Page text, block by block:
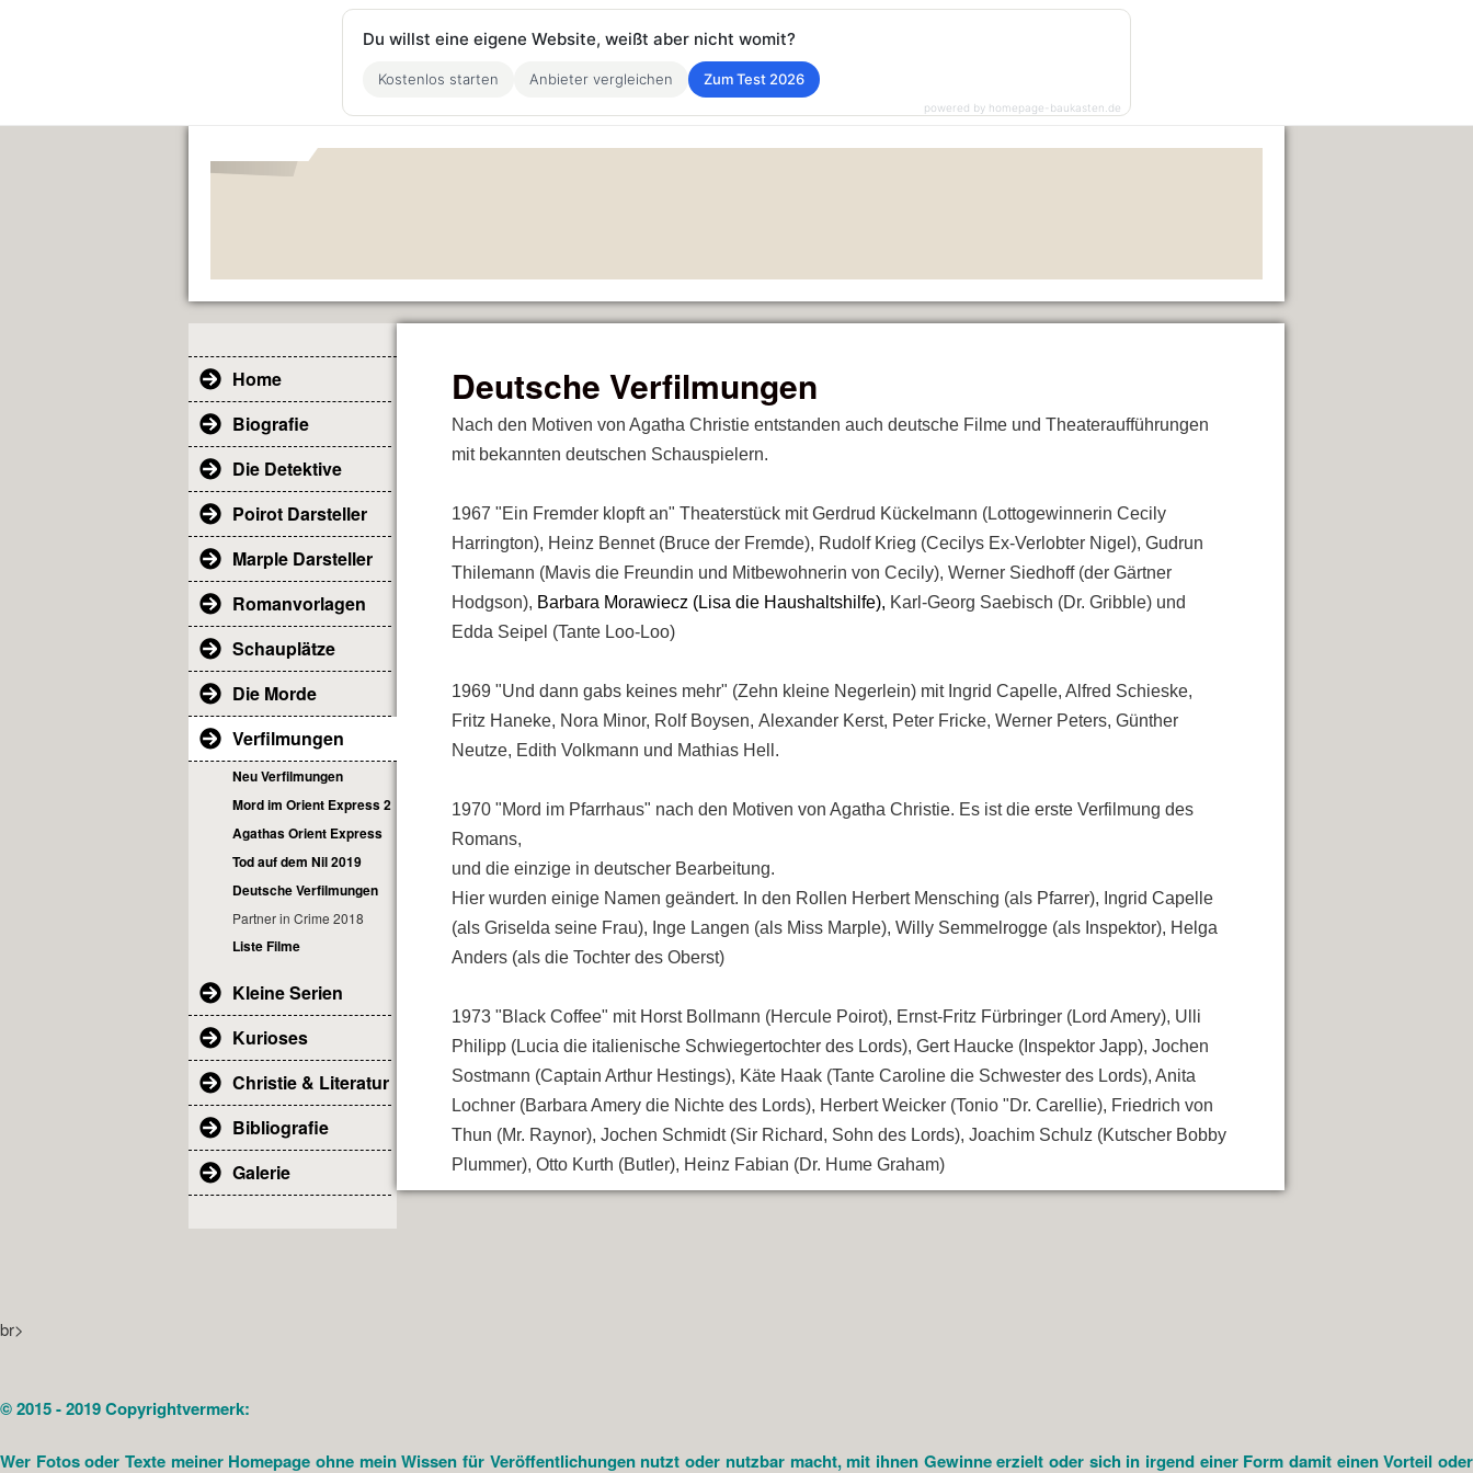
Home
Biografie
Die Detektive
Poirot Darsteller
Marple Darsteller
Romanvorlagen
Schauplätze
Die Morde
Verfilmungen
Neu Verfilmungen
Mord im Orient Express 2017
Agathas Orient Express
Tod auf dem Nil 2019
Deutsche Verfilmungen
Partner in Crime 2018
Liste Filme
Kleine Serien
Kurioses
Christie & Literatur
Bibliografie
Galerie
Deutsche Verfilmungen
Nach den Motiven von Agatha Christie entstanden auch deutsche Filme und Theateraufführungen
mit bekannten deutschen Schauspielern.
1967 "Ein Fremder klopft an" Theaterstück mit Gerdrud Kückelmann (Lottogewinnerin Cecily
Harrington), Heinz Bennet (Bruce der Fremde), Rudolf Krieg (Cecilys Ex-Verlobter Nigel), Gudrun
Thilemann (Mavis die Freundin und Mitbewohnerin von Cecily), Werner Siedhoff (der Gärtner
Hodgson), Barbara Morawiecz (Lisa die Haushaltshilfe), Karl-Georg Saebisch (Dr. Gribble) und
Edda Seipel (Tante Loo-Loo)
1969 "Und dann gabs keines mehr" (Zehn kleine Negerlein) mit Ingrid Capelle, Alfred Schieske,
Fritz Haneke, Nora Minor, Rolf Boysen, Alexander Kerst, Peter Fricke, Werner Peters, Günther
Neutze, Edith Volkmann und Mathias Hell .
1970 "Mord im Pfarrhaus" nach den Motiven von Agatha Christie. Es ist die erste Verfilmung des
Romans,
und die einzige in deutscher Bearbeitung.
Hier wurden einige Namen geändert. In den Rollen Herbert Mensching (als Pfarrer), Ingrid Capelle
(als Griselda seine Frau), Inge Langen (als Miss Marple), Willy Semmelrogge (als Inspektor), Helga
Anders (als die Tochter des Oberst)
1973 "Black Coffee" mit Horst Bollmann (Hercule Poirot), Ernst-Fritz Fürbringer (Lord Amery), Ulli
Philipp (Lucia die italienische Schwiegertochter des Lords), Gert Haucke (Inspektor Japp), Jochen
Sostmann (Captain Arthur Hestings), Käte Haak (Tante Caroline die Schwester des Lords), Anita
Lochner (Barbara Amery die Nichte des Lords), Herbert Weicker (Tonio "Dr. Carellie), Friedrich von
Thun (Mr. Raynor), Jochen Schmidt (Sir Richard, Sohn des Lords), Joachim Schulz (Kutscher Bobby
Plummer), Otto Kurth (Butler), Heinz Fabian (Dr. Hume Graham)
br>
© 2015 - 2019 Copyrightvermerk:
Wer Fotos oder Texte meiner Homepage ohne mein Wissen für Veröffentlichungen nutzt oder nutzbar macht, mit ihnen Gewinne erzielt oder sich in irgend einer Form damit einen Vorteil oder
Du willst eine eigene Website, weißt aber nicht womit?
Kostenlos starten Anbieter vergleichen Zum Test 2026
powered by homepage-baukasten.de